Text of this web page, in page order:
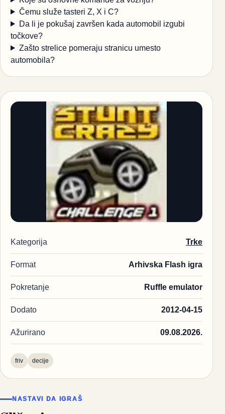
Čemu služe tasteri Z, X i C?
Da li je pokušaj završen kada automobil izgubi
točkove?
Zašto strelice pomeraju stranicu umesto
automobila?
Kategorija Trke
Format Arhivska Flash igra
Pokretanje Ruffle emulator
Dodato 2012-04-15
Ažurirano 09.08.2026.
friv decije
NASTAVI DA IGRAŠ